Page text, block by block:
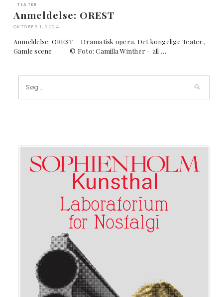
TEATER
Anmeldelse: OREST
OKTOBER 1, 2024
Anmeldelse: OREST Dramatisk opera. Det kongelige Teater,
Gamle scene © Foto: Camilla Winther – all …